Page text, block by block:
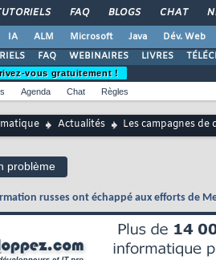
FAQ BLOGS CHAT
IA ALM Microsoft Java Dév. Web
FAQ WEBINAIRES LIVRES
vous gratuitement !
Agenda Chat Règles
Actualités Les campagnes
problème
russes ont échappé aux efforts de